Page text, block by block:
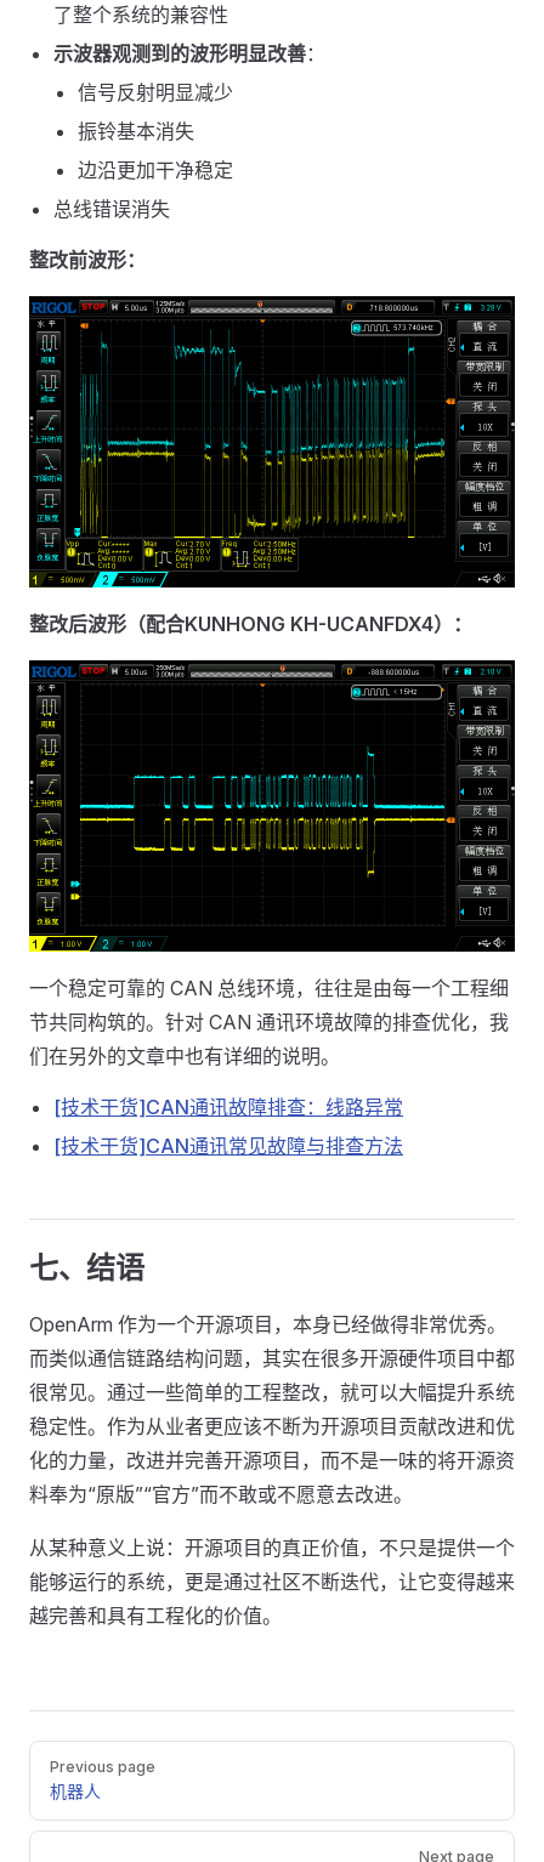
了整个系统的兼容性
示波器观测到的波形明显改善：
信号反射明显减少
振铃基本消失
边沿更加干净稳定
总线错误消失
整改前波形：
整改后波形（配合KUNHONG KH-UCANFDX4）：
一个稳定可靠的 CAN 总线环境，往往是由每一个工程细
节共同构筑的。针对 CAN 通讯环境故障的排查优化，我
们在另外的文章中也有详细的说明。
[技术干货]CAN通讯故障排查：线路异常
[技术干货]CAN通讯常见故障与排查方法
七、结语
OpenArm 作为一个开源项目，本身已经做得非常优秀。
而类似通信链路结构问题，其实在很多开源硬件项目中都
很常见。通过一些简单的工程整改，就可以大幅提升系统
稳定性。作为从业者更应该不断为开源项目贡献改进和优
化的力量，改进并完善开源项目，而不是一味的将开源资
料奉为“原版”“官方”而不敢或不愿意去改进。
从某种意义上说：开源项目的真正价值，不只是提供一个
能够运行的系统，更是通过社区不断迭代，让它变得越来
越完善和具有工程化的价值。
PagerPrevious page
机器人
Next page